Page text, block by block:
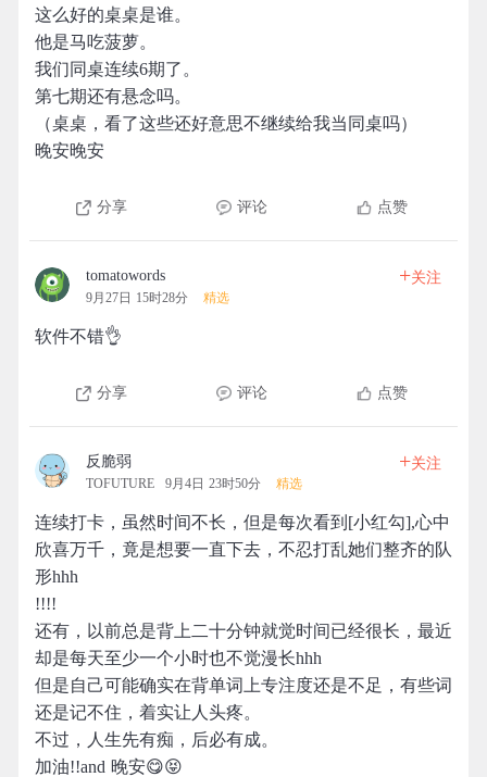
这么好的桌桌是谁。
他是马吃菠萝。
我们同桌连续6期了。
第七期还有悬念吗。
（桌桌，看了这些还好意思不继续给我当同桌吗）
晚安晚安
分享 评论 点赞
tomatowords
9月27日 15时28分 精选
+关注
软件不错👌
分享 评论 点赞
反脆弱
TOFUTURE 9月4日 23时50分 精选
+关注
连续打卡，虽然时间不长，但是每次看到[小红勾],心中
欣喜万千，竟是想要一直下去，不忍打乱她们整齐的队
形hhh
!!!!
还有，以前总是背上二十分钟就觉时间已经很长，最近
却是每天至少一个小时也不觉漫长hhh
但是自己可能确实在背单词上专注度还是不足，有些词
还是记不住，着实让人头疼。
不过，人生先有痴，后必有成。
加油!!and 晚安😋😝